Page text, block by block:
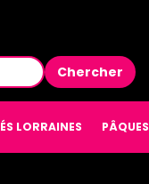
Chercher
LORRAINES PÂQUES